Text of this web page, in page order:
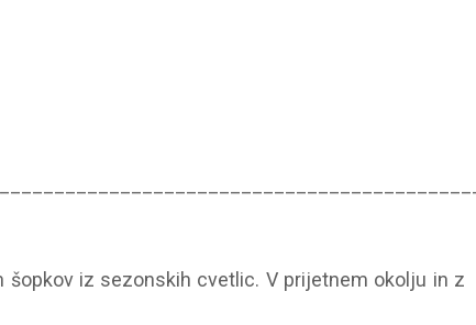
šopkov iz sezonskih cvetlic. V prijetnem okolju in z